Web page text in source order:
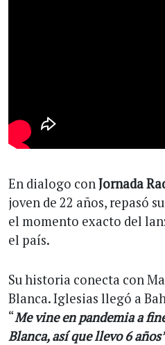
En dialogo conJornada
joven de 22 años, repasó
el momento exacto del
el país.
Su historia conecta con
Blanca. Iglesias llegó a
“Me vine en pandemia a
Blanca, así que llevo 6